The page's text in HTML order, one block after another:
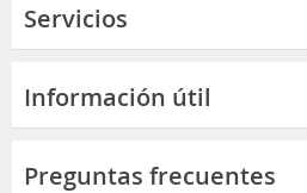
Servicios
Información útil
Preguntas frecuentes